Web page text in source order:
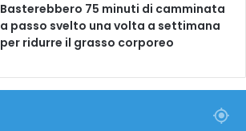
Basterebbero 75 minuti di camminata
a passo svelto una volta a settimana
per ridurre il grasso corporeo